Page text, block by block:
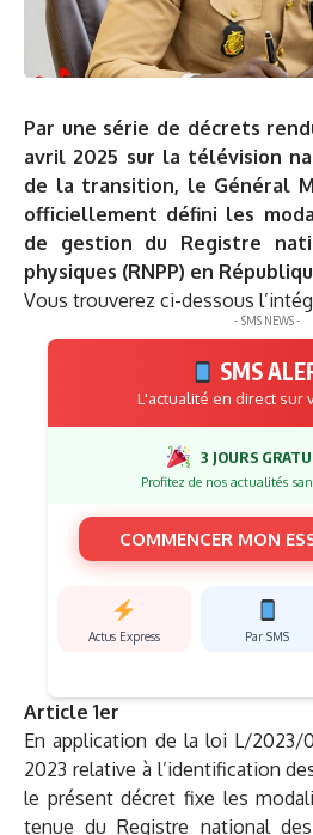
Par une série de décrets
avril 2025 sur la télévision
de la transition, le Général
officiellement défini les
de gestion du Registre
physiques (RNPP) en
Vous trouverez ci-dessous
- SMS NEWS -
SMS
L'actualité en direct sur
3 JOURS
Profitez de nos actualités
COMMENCER MON
Actus Express Par SMS
Article 1er
En application de la loi L/2023/
2023 relative à l’identification
le présent décret fixe les
tenue du Registre national